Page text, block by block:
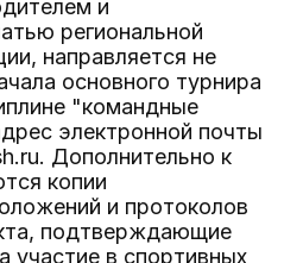
и
региональной
направляется не
основного турнира
"командные
электронной почты
Дополнительно к
копии
и протоколов
подтверждающие
участие в спортивных